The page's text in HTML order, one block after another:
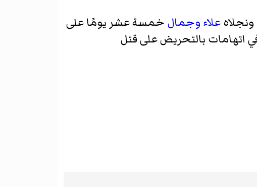
ونجلاهعلاء وجمال خمسة عشر يومًا على
اتهامات بالتحريض على قتل